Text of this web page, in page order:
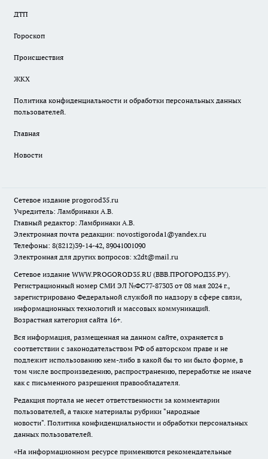
ДТП
Гороскоп
Происшествия
ЖКХ
Политика конфиденциальности и обработки персональных данных
пользователей.
Главная
Новости
Сетевое издание progorod35.ru
Учредитель: Ламбринаки А.В.
Главный редактор: Ламбринаки А.В.
Электронная почта редакции: novostigoroda1@yandex.ru
Телефоны: 8(8212)39-14-42, 89041001090
Электронная для других вопросов: x2dt@mail.ru
Сетевое издание WWW.PROGOROD35.RU (ВВВ.ПРОГОРОД35.РУ).
Регистрационный номер СМИ ЭЛ №ФС77-87303 от 08 мая 2024 г.,
зарегистрировано Федеральной службой по надзору в сфере связи,
информационных технологий и массовых коммуникаций.
Возрастная категория сайта 16+.
Вся информация, размещенная на данном сайте, охраняется в
соответствии с законодательством РФ об авторском праве и не
подлежит использованию кем-либо в какой бы то ни было форме, в
том числе воспроизведению, распространению, переработке не иначе
как с письменного разрешения правообладателя.
Редакция портала не несет ответственности за комментарии
пользователей, а также материалы рубрики "народные
новости". Политика конфиденциальности и обработки персональных
данных пользователей.
«На информационном ресурсе применяются рекомендательные